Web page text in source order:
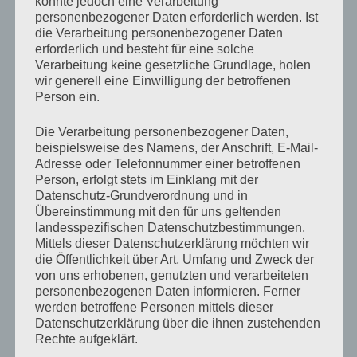
angezeigt. Die mobile Anzeige ist derzeit mit Android
(Firefox, Chrome hat leider noch einen Bug) und iOS
möglich.
Ich werde im Laufe des Jahres immer mehr
Der Plan sieht derzeit vor jede Woche mindestens 1
360 Grad Panorama online zu bringen.
KATEGORIEN
BUXTEHUDE ,BUXTEHUDE360,FOTOGRAFIE ,
PANORAMA
SCHLAGWÖRTER
360_GRAD,BUXTEHUDE360 ,PANORAMA,
PROJEKT
personenbezogener Daten erforderlich werden. Ist
die Verarbeitung personenbezogener Daten
erforderlich und besteht für eine solche
Verarbeitung keine gesetzliche Grundlage, holen
wir generell eine Einwilligung der betroffenen
Person ein.
Die Verarbeitung personenbezogener Daten,
beispielsweise des Namens, der Anschrift, E-Mail-
Adresse oder Telefonnummer einer betroffenen
Person, erfolgt stets im Einklang mit der
Datenschutz-Grundverordnung und in
Übereinstimmung mit den für uns geltenden
landesspezifischen Datenschutzbestimmungen.
Mittels dieser Datenschutzerklärung möchten wir
die Öffentlichkeit über Art, Umfang und Zweck der
von uns erhobenen, genutzten und verarbeiteten
personenbezogenen Daten informieren. Ferner
werden betroffene Personen mittels dieser
Datenschutzerklärung über die ihnen zustehenden
Rechte aufgeklärt.